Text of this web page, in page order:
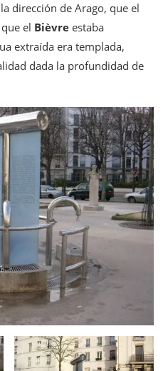
dirección de Arago, que el
el Bièvre estaba
extraída era templada,
dada la profundidad de